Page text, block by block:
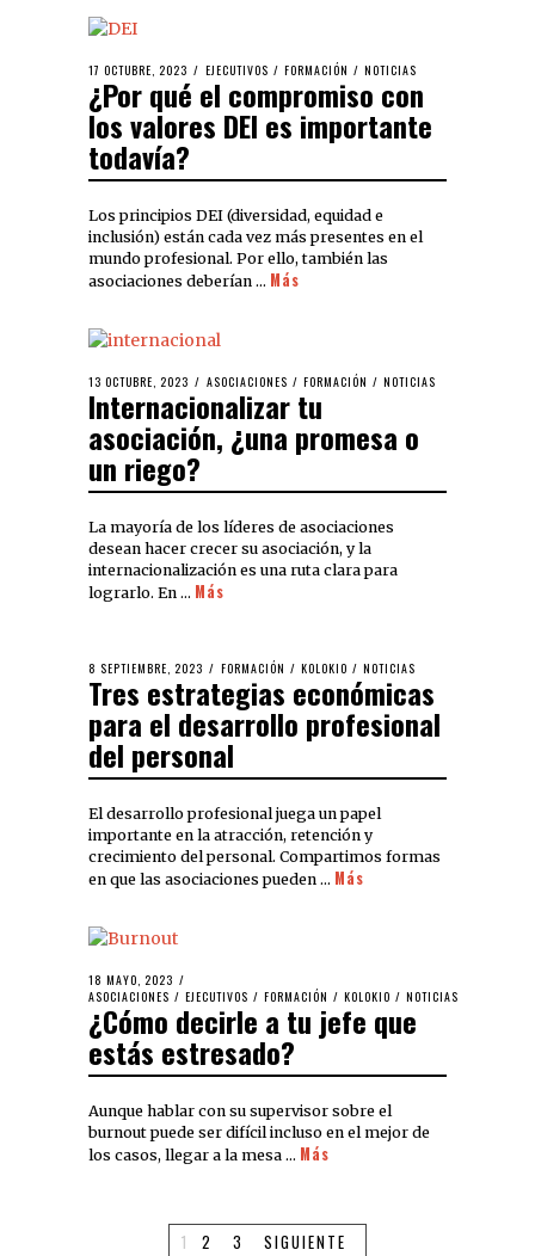
17 OCTUBRE, 2023 EJECUTIVOS / FORMACIÓN / NOTICIAS
¿Por qué el compromiso con
los valores DEI es importante
todavía?
Los principios DEI (diversidad, equidad e
inclusión) están cada vez más presentes en el
mundo profesional. Por ello, también las
asociaciones deberían … Más
13 OCTUBRE, 2023 ASOCIACIONES / FORMACIÓN / NOTICIAS
Internacionalizar tu
asociación, ¿una promesa o
un riego?
La mayoría de los líderes de asociaciones
desean hacer crecer su asociación, y la
internacionalización es una ruta clara para
lograrlo. En … Más
8 SEPTIEMBRE, 2023 FORMACIÓN / KOLOKIO / NOTICIAS
Tres estrategias económicas
para el desarrollo profesional
del personal
El desarrollo profesional juega un papel
importante en la atracción, retención y
crecimiento del personal. Compartimos formas
en que las asociaciones pueden … Más
18 MAYO, 2023
ASOCIACIONES / EJECUTIVOS / FORMACIÓN / KOLOKIO / NOTICIAS
¿Cómo decirle a tu jefe que
estás estresado?
Aunque hablar con su supervisor sobre el
burnout puede ser difícil incluso en el mejor de
los casos, llegar a la mesa … Más
1 2 3 SIGUIENTE